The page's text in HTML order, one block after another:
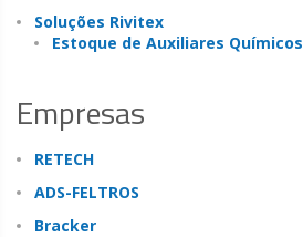
Soluções Rivitex
Estoque de Auxiliares Químicos
Empresas
RETECH
ADS-FELTROS
Bracker